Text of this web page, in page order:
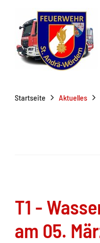
Startseite Aktuelles
T1 -
am 05.